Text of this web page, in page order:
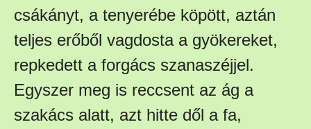
csákányt, a tenyerébe köpött, aztán
teljes erőből vagdosta a gyökereket,
repkedett a forgács szanaszéjjel.
Egyszer meg is reccsent az ág a
szakács alatt, azt hitte dől a fa,